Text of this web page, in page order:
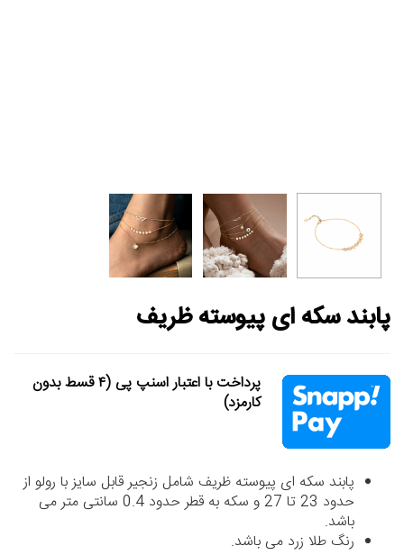
پابند سکه ای پیوسته ظریف
پرداخت با اعتبار اسنپ پی (۴ قسط بدون
کارمزد)
پابند سکه ای پیوسته ظریف شامل زنجیر قابل سایز با رولو از
حدود 23 تا 27 و سکه به قطر حدود 0.4 سانتی متر می
باشد.
رنگ طلا زرد می باشد.